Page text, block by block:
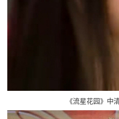
《流星花园》中清